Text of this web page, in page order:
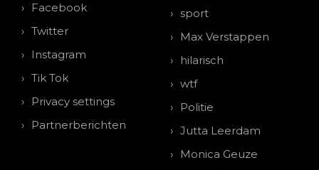
Facebook
Twitter
Instagram
Tik Tok
Privacy settings
Partnerberichten
sport
Max Verstappen
hilarisch
wtf
Politie
Jutta Leerdam
Monica Geuze